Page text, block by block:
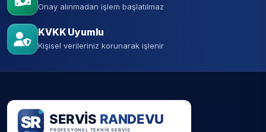
Onay alınmadan işlem başlatılmaz
KVKK Uyumlu
Kişisel verileriniz korunarak işlenir